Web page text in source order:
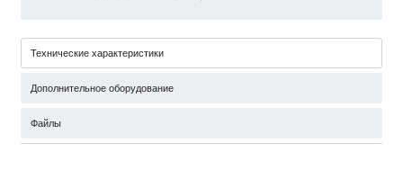
Технические характеристики
Дополнительное оборудование
Файлы